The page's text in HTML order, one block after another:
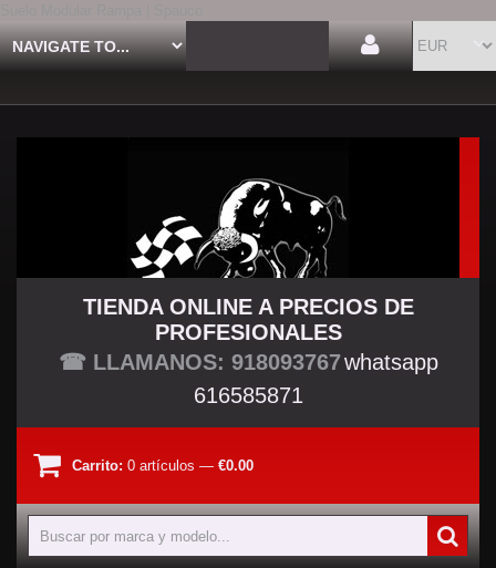
TU TIENDA TUNING
TIENDA ONLINE A PRECIOS DE
PROFESIONALES
☎ LLAMANOS: 918093767whatsapp
616585871
Carrito: 0 artículos — €0.00